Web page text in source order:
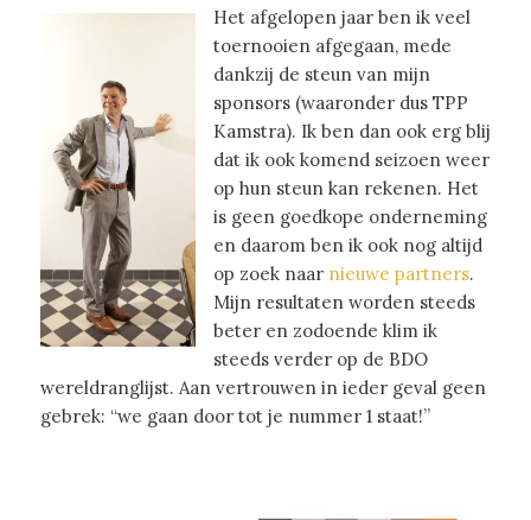
Het afgelopen jaar ben ik veel
toernooien afgegaan, mede
dankzij de steun van mijn
sponsors (waaronder dus TPP
Kamstra). Ik ben dan ook erg blij
dat ik ook komend seizoen weer
op hun steun kan rekenen. Het
is geen goedkope onderneming
en daarom ben ik ook nog altijd
op zoek naar nieuwe partners.
Mijn resultaten worden steeds
beter en zodoende klim ik
steeds verder op de BDO
wereldranglijst. Aan vertrouwen in ieder geval geen
gebrek: “we gaan door tot je nummer 1 staat!”